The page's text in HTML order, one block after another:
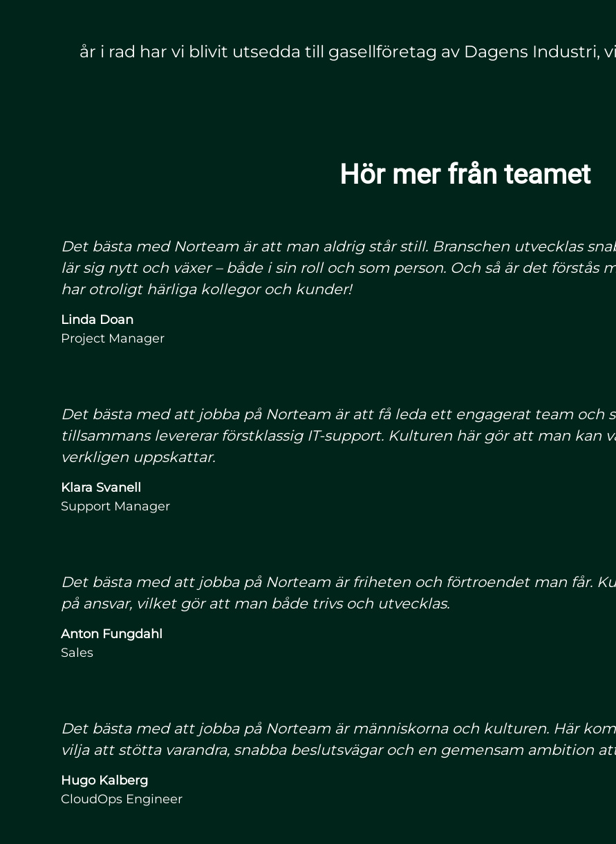
år i rad har vi blivit utsedda till gasellföretag av Dagens Industri,
Hör mer från teamet
Det bästa med Norteam är att man aldrig står still. Branschen utvecklas
lär sig nytt och växer – både i sin roll och som person. Och så är det förstås
har otroligt härliga kollegor och kunder!
Linda Doan
Project Manager
Det bästa med att jobba på Norteam är att få leda ett engagerat team och
tillsammans levererar förstklassig IT-support. Kulturen här gör att man kan
verkligen uppskattar.
Klara Svanell
Support Manager
Det bästa med att jobba på Norteam är friheten och förtroendet man får.
på ansvar, vilket gör att man både trivs och utvecklas.
Anton Fungdahl
Sales
Det bästa med att jobba på Norteam är människorna och kulturen. Här
vilja att stötta varandra, snabba beslutsvägar och en gemensam ambition
Hugo Kalberg
CloudOps Engineer